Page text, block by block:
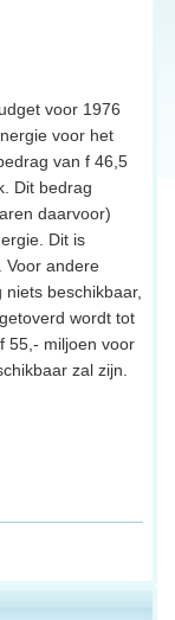
voor 1976
voor het
van f 46,5
Dit bedrag
daarvoor)
Dit is
Voor andere
beschikbaar,
wordt tot
55,- miljoen voor
zal zijn.